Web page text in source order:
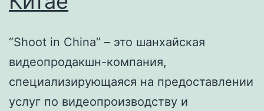
“Shoot in China” – это шанхайская
видеопродакшн-компания,
специализирующаяся на предоставлении
услуг по видеопроизводству и